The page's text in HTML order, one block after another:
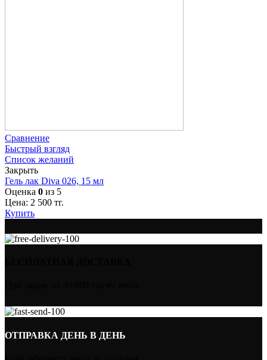
Сравнение
Быстрый взгляд
Список желаний
Закрыть
Гель лак Diva 026, 15 мл
Оценка 0 из 5
Цена: 2 500 тг.
Купить
ОТПРАВКА ДЕНЬ В ДЕНЬ